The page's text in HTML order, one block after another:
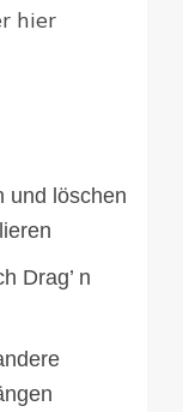
hier
und löschen
Drag’ n